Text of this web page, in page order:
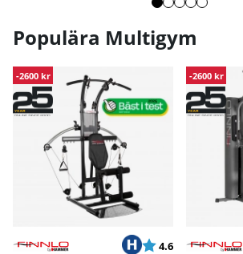
Populära Multigym
-2600 kr
Betyg:
4.6 utav 5 stjärnor
-2600 kr